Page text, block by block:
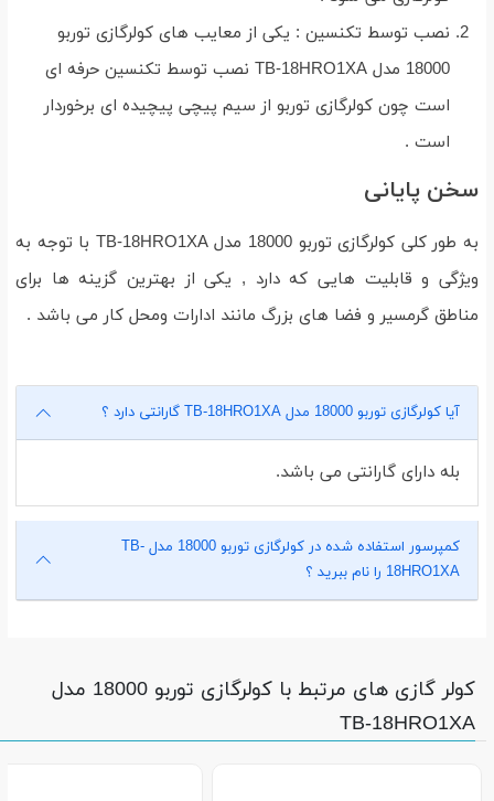
نصب توسط تکنسین : یکی از معایب های کولرگازی توربو
18000 مدل TB-18HRO1XA نصب توسط تکنسین حرفه ای
است چون کولرگازی توربو از سیم پیچی پیچیده ای برخوردار
است .
سخن پایانی
به طور کلی کولرگازی توربو 18000 مدل TB-18HRO1XA با توجه به
ویژگی و قابلیت هایی که دارد , یکی از بهترین گزینه ها برای
مناطق گرمسیر و فضا های بزرگ مانند ادارات ومحل کار می باشد .
آیا کولرگازی توربو 18000 مدل TB-18HRO1XA گارانتی دارد ؟
بله دارای گارانتی می باشد.
کمپرسور استفاده شده در کولرگازی توربو 18000 مدل TB-
18HRO1XA را نام ببرید ؟
کولر گازی های مرتبط با کولرگازی توربو 18000 مدل
TB-18HRO1XA